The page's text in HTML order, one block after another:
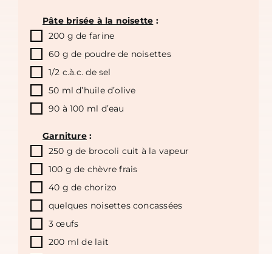
Pâte brisée à la noisette :
200 g de farine
60 g de poudre de noisettes
1/2 c.à.c. de sel
50 ml d’huile d’olive
90 à 100 ml d’eau
Garniture:
250 g de brocoli cuit à la vapeur
100 g de chèvre frais
40 g de chorizo
quelques noisettes concassées
3 œufs
200 ml de lait